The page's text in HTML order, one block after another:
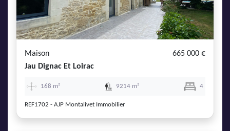
Maison
665 000 €
Jau Dignac Et Loirac
168 m² 9214 m² 4
REF1702 - AJP Montalivet Immobilier